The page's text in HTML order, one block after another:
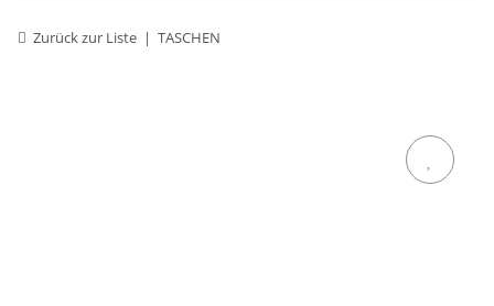
Zurück zur Liste TASCHEN